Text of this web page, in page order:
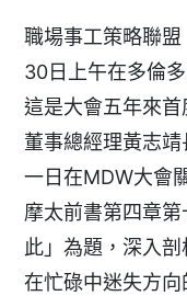
職場事工策略聯
30日上午在多倫
這是大會五年來
董事總經理黃志
一日在MDW大會
摩太前書第四章
此」為題，深入
在忙碌中迷失方向